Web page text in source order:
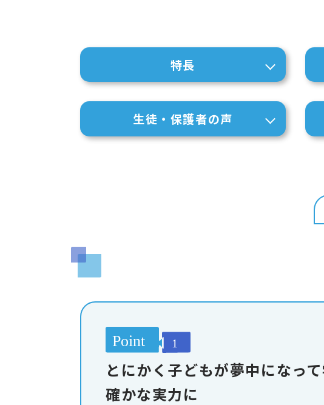
特長
生徒・保護者の声
とにかく子どもが夢中になって
確かな実力に